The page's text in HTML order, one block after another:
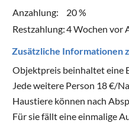
Anzahlung:
20 %
Restzahlung:4 Wochen vor
Zusätzliche Informationen
Objektpreis beinhaltet eine
Jede weitere Person 18 €/
Haustiere können nach
Für sie fällt eine einmalige